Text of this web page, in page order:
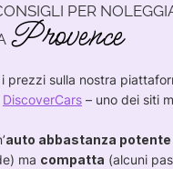
PER
Provence
prezzi sulla nostra
DiscoverCars – uno dei siti
auto abbastanza potente
ma compatta (alcuni